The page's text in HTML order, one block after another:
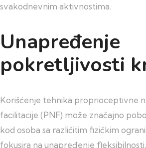
svakodnevnim aktivnostima.
Unapređenje
pokretljivosti
Korišćenje tehnika proprioceptivne
facilitacije (PNF) može značajno
kod osoba sa različitim fizičkim
fokusira na unapređenje